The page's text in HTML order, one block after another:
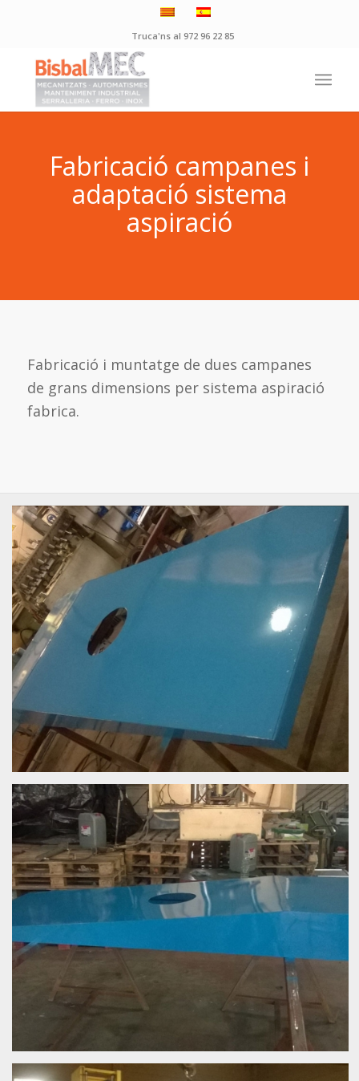
Truca'ns al 972 96 22 85
Fabricació campanes i
adaptació sistema
aspiració
Fabricació i muntatge de dues campanes
de grans dimensions per sistema aspiració
fabrica.